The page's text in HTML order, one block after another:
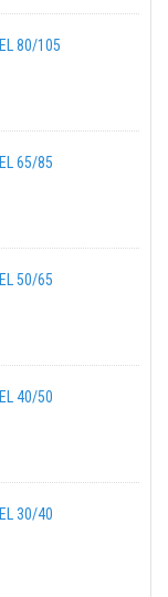
80/105
65/85
50/65
40/50
30/40